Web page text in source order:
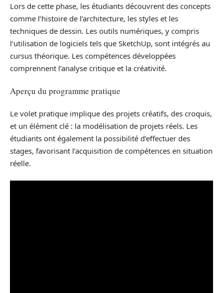
Lors de cette phase, les étudiants découvrent des concepts
comme l’histoire de l’architecture, les styles et les
techniques de dessin. Les outils numériques, y compris
l’utilisation de logiciels tels que SketchUp, sont intégrés au
cursus théorique. Les compétences développées
comprennent l’analyse critique et la créativité.
Aperçu du programme pratique
Le volet pratique implique des projets créatifs, des croquis,
et un élément clé : la modélisation de projets réels. Les
étudiants ont également la possibilité d’effectuer des
stages, favorisant l’acquisition de compétences en situation
réelle.